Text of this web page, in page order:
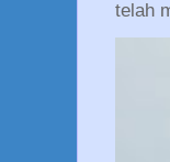
telah